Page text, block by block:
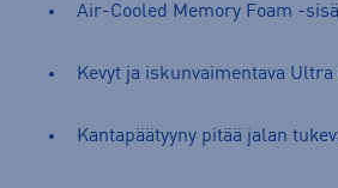
Air-Cooled Memory Foam -
Kevyt ja iskunvaimentava Ultra
Kantapäätyyny pitää jalan